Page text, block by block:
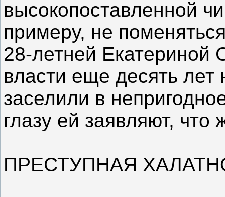
высокопоставленной
примеру, не
28-летней Екатериной
власти еще десять лет
заселили в
глазу ей заявляют,
ПРЕСТУПНАЯ